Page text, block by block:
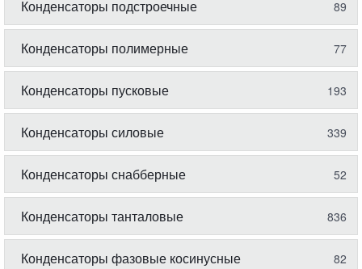
Конденсаторы подстроечные 89
Конденсаторы полимерные 77
Конденсаторы пусковые 193
Конденсаторы силовые 339
Конденсаторы снабберные 52
Конденсаторы танталовые 836
Конденсаторы фазовые косинусные 82